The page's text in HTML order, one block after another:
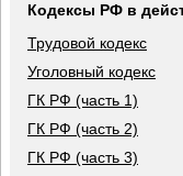
Кодексы РФ в
Трудовой кодекс
Уголовный кодекс
ГК РФ (часть 1)
ГК РФ (часть 2)
ГК РФ (часть 3)